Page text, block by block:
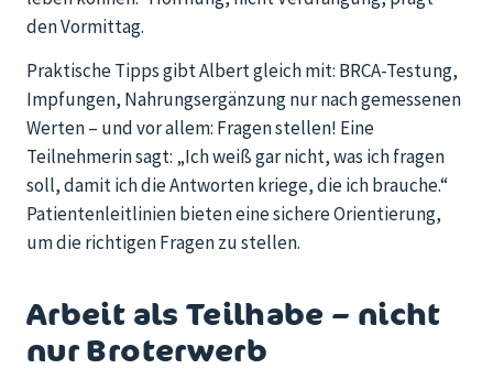
den Vormittag.
Praktische Tipps gibt Albert gleich mit: BRCA-Testung,
Impfungen, Nahrungsergänzung nur nach gemessenen
Werten – und vor allem: Fragen stellen! Eine
Teilnehmerin sagt: „Ich weiß gar nicht, was ich fragen
soll, damit ich die Antworten kriege, die ich brauche.“
Patientenleitlinien bieten eine sichere Orientierung,
um die richtigen Fragen zu stellen.
Arbeit als Teilhabe – nicht
nur Broterwerb